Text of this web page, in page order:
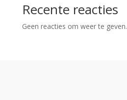
Recente reacties
Geen reacties om weer te geven.